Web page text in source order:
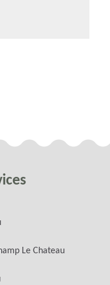
Le Chateau